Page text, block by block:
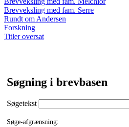
Brevveksling med fam. Serre
Rundt om Andersen
Forskning
Titler oversat
Søgning i brevbasen
Søgetekst
Søge-afgrænsning: